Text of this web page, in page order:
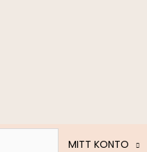
MITT KONTO